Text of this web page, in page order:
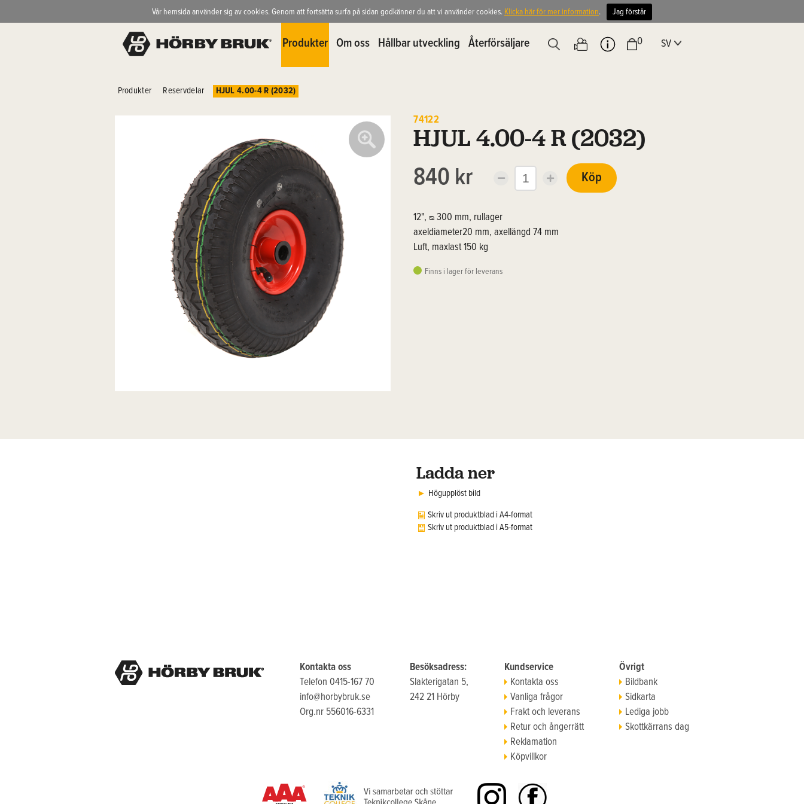
Återförsäljare
Hållbar utveckling
Om oss
Produkter 0 SV
Produkter Reservdelar HJUL 4.00-4 R (2032)
74122
HJUL 4.00-4 R (2032)
840 kr
Köp
12", ᴓ 300 mm, rullager
axeldiameter20 mm, axellängd 74 mm
Luft, maxlast 150 kg
Finns i lager för leverans
Ladda ner
Högupplöst bild
Skriv ut produktblad i A4-format
Skriv ut produktblad i A5-format
Kontakta oss
Telefon 0415-167 70
info@horbybruk.se
Org.nr 556016-6331
Besöksadress:
Slakterigatan 5,
242 21 Hörby
Kundservice
Kontakta oss
Vanliga frågor
Frakt och leverans
Retur och ångerrätt
Reklamation
Köpvillkor
Övrigt
Bildbank
Sidkarta
Lediga jobb
Skottkärrans dag
Vår hemsida använder sig av cookies. Genom att fortsätta surfa på sidan godkänner du att vi använder cookies. Klicka här för mer information. Jag förstår